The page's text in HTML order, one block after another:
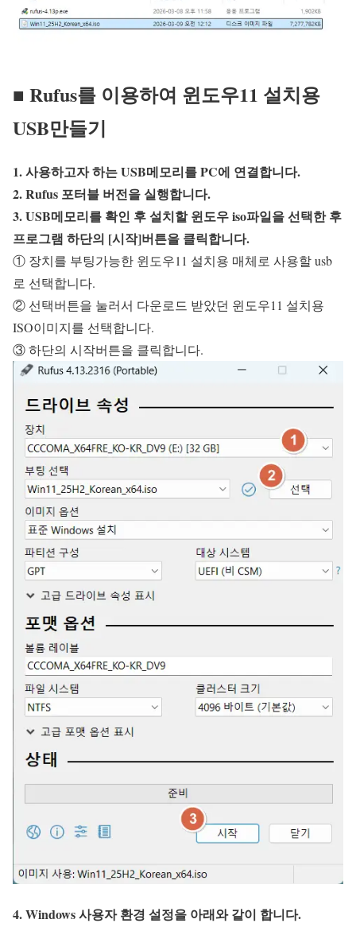
■ Rufus를 이용하여 윈도우11 설치용
USB만들기
1. 사용하고자 하는 USB메모리를 PC에 연결합니다.
2. Rufus 포터블 버전을 실행합니다.
3. USB메모리를 확인 후 설치할 윈도우 iso파일을 선택한 후
프로그램 하단의 [시작]버튼을 클릭합니다.
① 장치를 부팅가능한 윈도우11 설치용 매체로 사용할 usb
로 선택합니다.
② 선택버튼을 눌러서 다운로드 받았던 윈도우11 설치용
ISO이미지를 선택합니다.
③ 하단의 시작버튼을 클릭합니다.
4. Windows 사용자 환경 설정을 아래와 같이 합니다.